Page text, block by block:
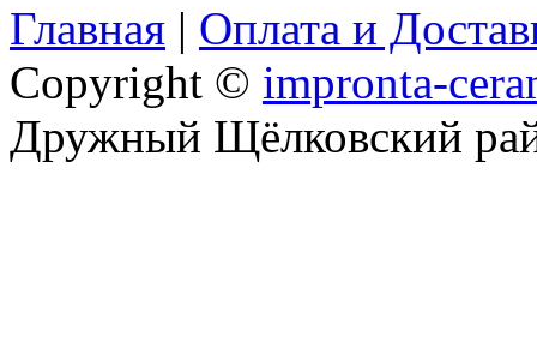
Главная | Оплата и
Copyright © impronta-
Дружный Щёлковский